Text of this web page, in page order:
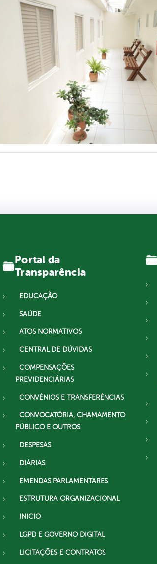
Portal da
Transparência
EDUCAÇÃO
SAÚDE
ATOS NORMATIVOS
CENTRAL DE DÚVIDAS
COMPENSAÇÕES
PREVIDENCIÁRIAS
CONVÊNIOS E TRANSFERÊNCIAS
CONVOCATÓRIA, CHAMAMENTO
PÚBLICO E OUTROS
DESPESAS
DIÁRIAS
EMENDAS PARLAMENTARES
ESTRUTURA ORGANIZACIONAL
INICIO
LGPD E GOVERNO DIGITAL
LICITAÇÕES E CONTRATOS